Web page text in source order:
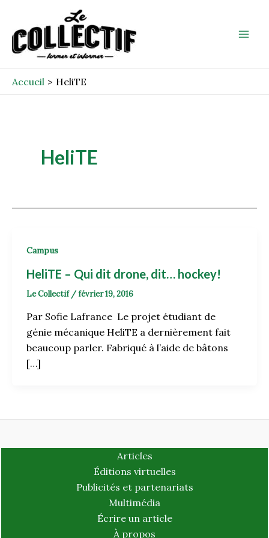
contenu
Accueil HeliTE
HeliTE
Campus
HeliTE – Qui dit drone, dit… hockey!
Le Collectif /février 19, 2016
Par Sofie Lafrance Le projet étudiant de
génie mécanique HeliTE a dernièrement fait
beaucoup parler. Fabriqué à l’aide de bâtons
[…]
Articles
Éditions virtuelles
Publicités et partenariats
Multimédia
Écrire un article
À propos